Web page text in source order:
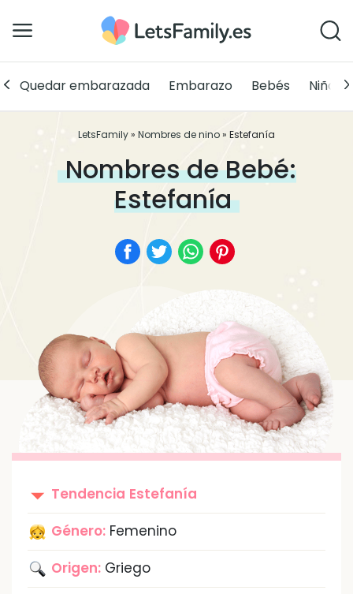
Quedar embarazada Embarazo Bebés Niños
LetsFamily» Nombres de nino» Estefanía
Nombres de Bebé:
Estefanía
Tendencia Estefanía
Género: Femenino
Origen: Griego